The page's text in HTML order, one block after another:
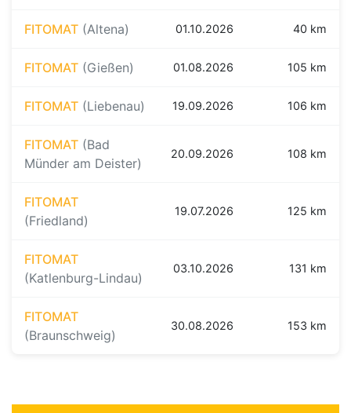
FITOMAT (Altena) 01.10.2026 40 km
FITOMAT (Gießen) 01.08.2026 105 km
FITOMAT (Liebenau) 19.09.2026 106 km
FITOMAT (Bad
Münder am Deister)
20.09.2026 108 km
FITOMAT
(Friedland)
19.07.2026 125 km
FITOMAT
(Katlenburg-Lindau)
03.10.2026 131 km
FITOMAT
(Braunschweig)
30.08.2026 153 km